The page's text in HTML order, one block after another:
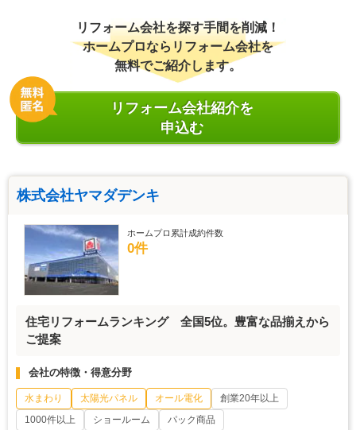
リフォーム会社を探す手間を削減！
ホームプロならリフォーム会社を
無料でご紹介します。
リフォーム会社紹介を
申込む
株式会社ヤマダデンキ
ホームプロ累計成約件数
0件
住宅リフォームランキング 全国5位。豊富な品揃えから
ご提案
会社の特徴・得意分野
水まわり 太陽光パネル オール電化
創業20年以上
1000件以上
ショールーム パック商品